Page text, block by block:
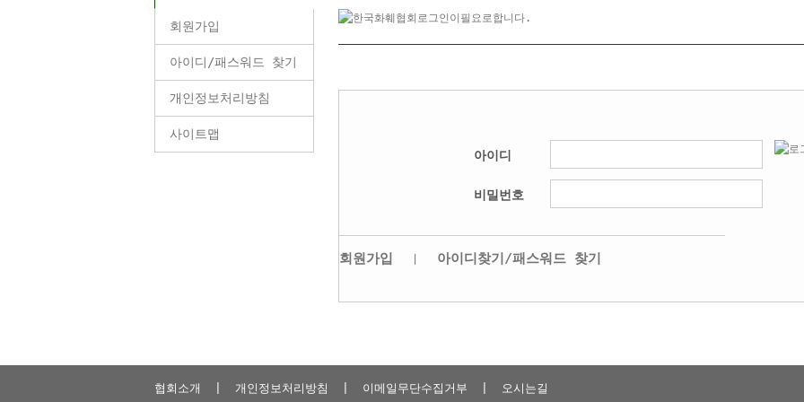
회원가입
아이디/패스워드 찾기
개인정보처리방침
사이트맵
아이디
비밀번호
회원가입 아이디찾기/패스워드 찾기
협회소개 개인정보처리방침 이메일무단수집거부 오시는길